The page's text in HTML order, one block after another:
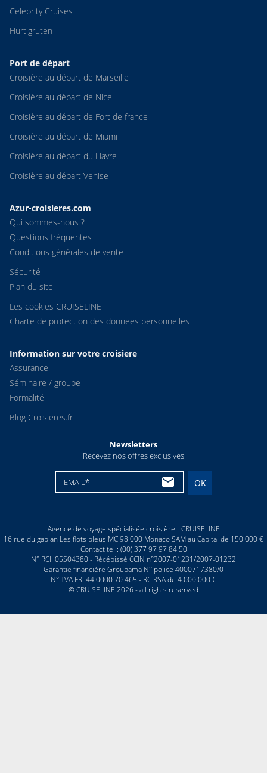
Celebrity Cruises
Hurtigruten
Port de départ
Croisière au départ de Marseille
Croisière au départ de Nice
Croisière au départ de Fort de france
Croisière au départ de Miami
Croisière au départ du Havre
Croisière au départ Venise
Azur-croisieres.com
Qui sommes-nous ?
Questions fréquentes
Conditions générales de vente
Sécurité
Plan du site
Les cookies CRUISELINE
Charte de protection des donnees personnelles
Information sur votre croisiere
Assurance
Séminaire / groupe
Formalité
Blog Croisieres.fr
Newsletters
Recevez nos offres exclusives
EMAIL* OK
Agence de voyage spécialisée croisière - CRUISELINE
16 rue du gabian Les flots bleus MC 98 000 Monaco SAM au Capital de 150 000 €
Contact tel : (00) 377 97 97 84 50
N° RCI: 05S04380 - Récépissé CCIN n°2007-01231/2007-01232
Garantie financière Groupama N° police 4000717380/0
N° TVA FR. 44 0000 70 465 - RC RSA de 4 000 000 €
© CRUISELINE 2026 - all rights reserved